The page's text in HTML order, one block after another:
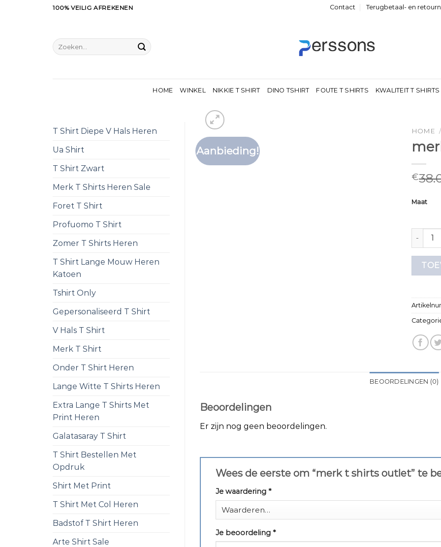
100% VEILIG AFREKENEN Contact Terugbetaal- en
Zoeken
naar:
HOME WINKEL NIKKIE T SHIRT DINO TSHIRT FOUTE T SHIRTS KWALITEIT T SHIRTS
T Shirt Diepe V Hals Heren
Ua Shirt
T Shirt Zwart
Merk T Shirts Heren Sale
Foret T Shirt
Profuomo T Shirt
Zomer T Shirts Heren
T Shirt Lange Mouw Heren
Katoen
Tshirt Only
Gepersonaliseerd T Shirt
V Hals T Shirt
Merk T Shirt
Onder T Shirt Heren
Lange Witte T Shirts Heren
Extra Lange T Shirts Met
Print Heren
Galatasaray T Shirt
T Shirt Bestellen Met
Opdruk
Shirt Met Print
T Shirt Met Col Heren
Badstof T Shirt Heren
Arte Shirt Sale
Aanbieding!
HOME /
€
Maat
merk t
BEOORDELINGEN (0)
Beoordelingen
Er zijn nog geen beoordelingen.
Wees de eerste om “merk t shirts outlet” te
Je waardering *
Je beoordeling *